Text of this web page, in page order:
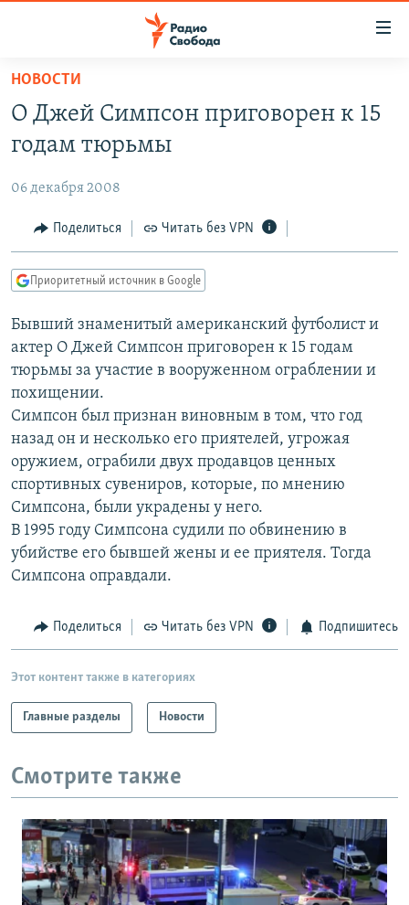
упрощенного
доступа
основному
Вернутся
главной
навигации
Вернутся
поиску
ПОДКАСТЫ
АВТОРСКИЕ ПРОЕКТЫ
ЦИТАТЫ СВОБОДЫ
МНЕНИЯ
IDEL.РЕАЛИИ
КАВКАЗ.РЕАЛИИ
СЕВЕР.РЕАЛИИ
СИБИРЬ.РЕАЛИИ
РАСПИСАНИЕ ВЕЩАНИЯ
ПОДПИШИТЕСЬ НА РАССЫЛКУ
СОЦИАЛЬНЫЕ СЕТИ
Все сайты РСЕ/РС
НОВОСТИ
О Джей Симпсон приговорен к 15
годам тюрьмы
06 декабря 2008
Поделиться Читать без VPN
Приоритетный источник в Google
Бывший знаменитый американский футболист и
актер О Джей Симпсон приговорен к 15 годам
тюрьмы за участие в вооруженном ограблении и
похищении.
Симпсон был признан виновным в том, что год
назад он и несколько его приятелей, угрожая
оружием, ограбили двух продавцов ценных
спортивных сувениров, которые, по мнению
Симпсона, были украдены у него.
В 1995 году Симпсона судили по обвинению в
убийстве его бывшей жены и ее приятеля. Тогда
Симпсона оправдали.
Поделиться Читать без VPN Подпишитесь
Этот контент также в категориях
Главные разделы Новости
Смотрите также